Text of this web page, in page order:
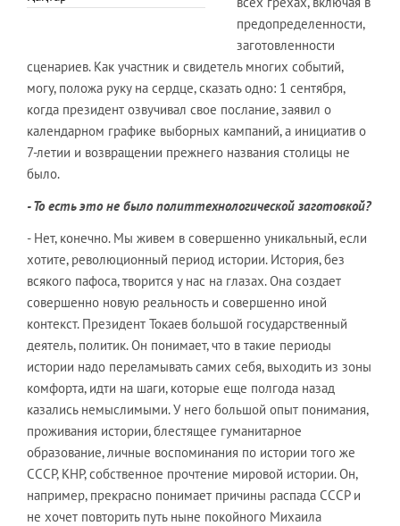
предопределенности,
заготовленности
сценариев. Как участник и свидетель многих событий,
могу, положа руку на сердце, сказать одно: 1 сентября,
когда президент озвучивал свое послание, заявил о
календарном графике выборных кампаний, а инициатив о
7-летии и возвращении прежнего названия столицы не
было.
- То есть это не было политтехнологической заготовкой?
- Нет, конечно. Мы живем в совершенно уникальный, если
хотите, революционный период истории. История, без
всякого пафоса, творится у нас на глазах. Она создает
совершенно новую реальность и совершенно иной
контекст. Президент Токаев большой государственный
деятель, политик. Он понимает, что в такие периоды
истории надо переламывать самих себя, выходить из зоны
комфорта, идти на шаги, которые еще полгода назад
казались немыслимыми. У него большой опыт понимания,
проживания истории, блестящее гуманитарное
образование, личные воспоминания по истории того же
СССР, КНР, собственное прочтение мировой истории. Он,
например, прекрасно понимает причины распада СССР и
не хочет повторить путь ныне покойного Михаила